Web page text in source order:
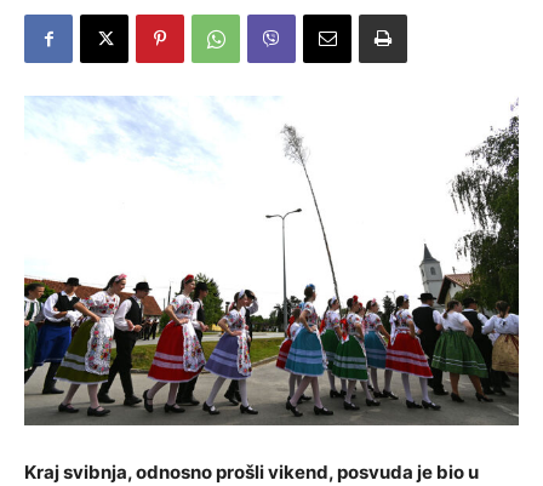
Kraj svibnja, odnosno prošli vikend, posvuda je bio u